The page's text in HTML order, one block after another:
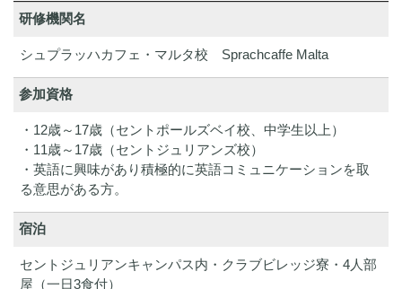
研修機関名
シュプラッハカフェ・マルタ校 Sprachcaffe Malta
参加資格
・12歳～17歳（セントポールズベイ校、中学生以上）
・11歳～17歳（セントジュリアンズ校）
・英語に興味があり積極的に英語コミュニケーションを取
る意思がある方。
宿泊
セントジュリアンキャンパス内・クラブビレッジ寮・4人部
屋（一日3食付）